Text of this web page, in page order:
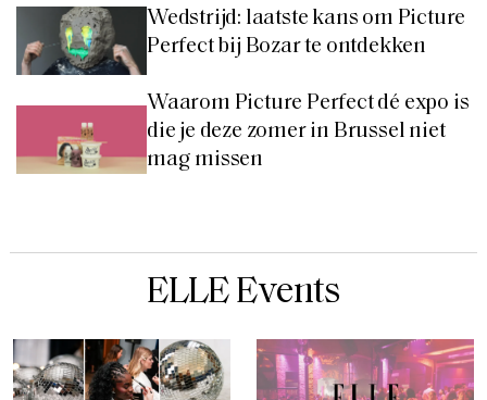
Wedstrijd: laatste kans om Picture
Perfect bij Bozar te ontdekken
Waarom Picture Perfect dé expo is
die je deze zomer in Brussel niet
mag missen
ELLE Events